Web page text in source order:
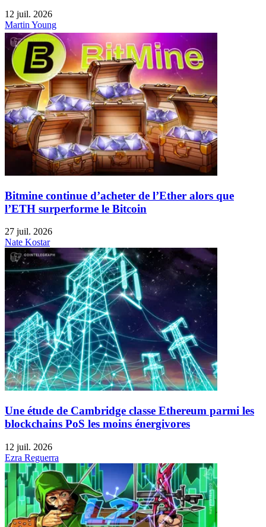
12 juil. 2026
Martin Young
Bitmine continue d’acheter de l’Ether alors que
l’ETH surperforme le Bitcoin
27 juil. 2026
Nate Kostar
Une étude de Cambridge classe Ethereum parmi les
blockchains PoS les moins énergivores
12 juil. 2026
Ezra Reguerra